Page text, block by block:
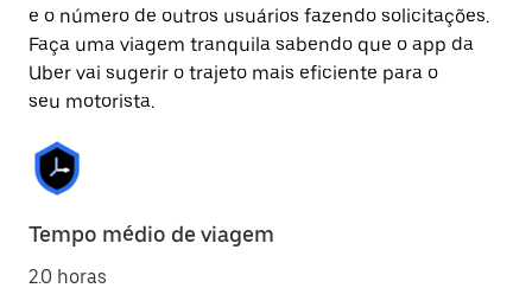
e o número de outros usuários fazendo solicitações.
Faça uma viagem tranquila sabendo que o app da
Uber vai sugerir o trajeto mais eficiente para o
seu motorista.
Tempo médio de viagem
2.0 horas